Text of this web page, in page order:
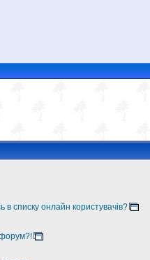
списку онлайн користувачів?